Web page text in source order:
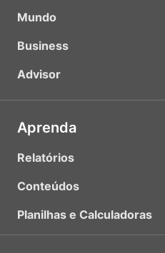
Mundo
Business
Advisor
Aprenda
Relatórios
Conteúdos
Planilhas e Calculadoras